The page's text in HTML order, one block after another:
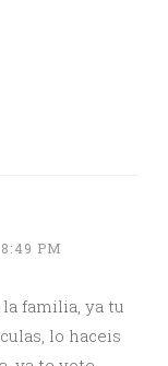
PM
familia, ya tu
lo haceis